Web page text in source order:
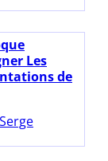
Les
de